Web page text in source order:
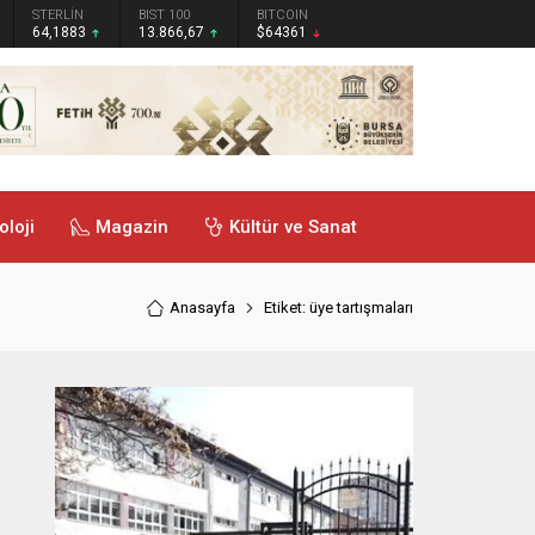
STERLİN
64,1883
BIST 100
13.866,67
BITCOIN
$64361
Magazin Kültür ve Sanat
Anasayfa Etiket: üye tartışmaları